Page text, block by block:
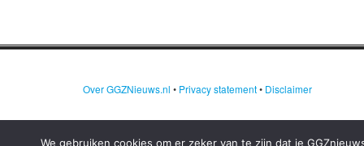
Over GGZNieuws.nl • Privacy statement• Disclaimer
We gebruiken cookies om er zeker van te zijn dat je